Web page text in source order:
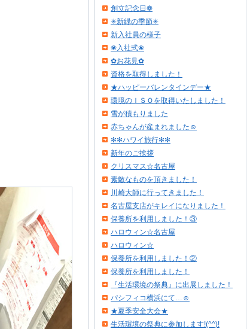
創立記念日❁
✳新緑の季節✳
新入社員の様子
❀入社式❀
✿お花見✿
資格を取得しました！
★ハッピーバレンタインデー★
環境のＩＳＯを取得いたしました！
雪が積もりました
赤ちゃんが産まれました☺
✻✻ハワイ旅行✻✻
新年のご挨拶
クリスマス☆名古屋
素敵なものを頂きました！
川崎大師に行ってきました！
名古屋支店がキレイになりました！
保養所を利用しました！③
ハロウィン☆名古屋
ハロウィン☆
保養所を利用しました！②
保養所を利用しました！
『生活環境の祭典』に出展しました！
パシフィコ横浜にて…☺
★夏季安全大会★
生活環境の祭典に参加します!(^^)!